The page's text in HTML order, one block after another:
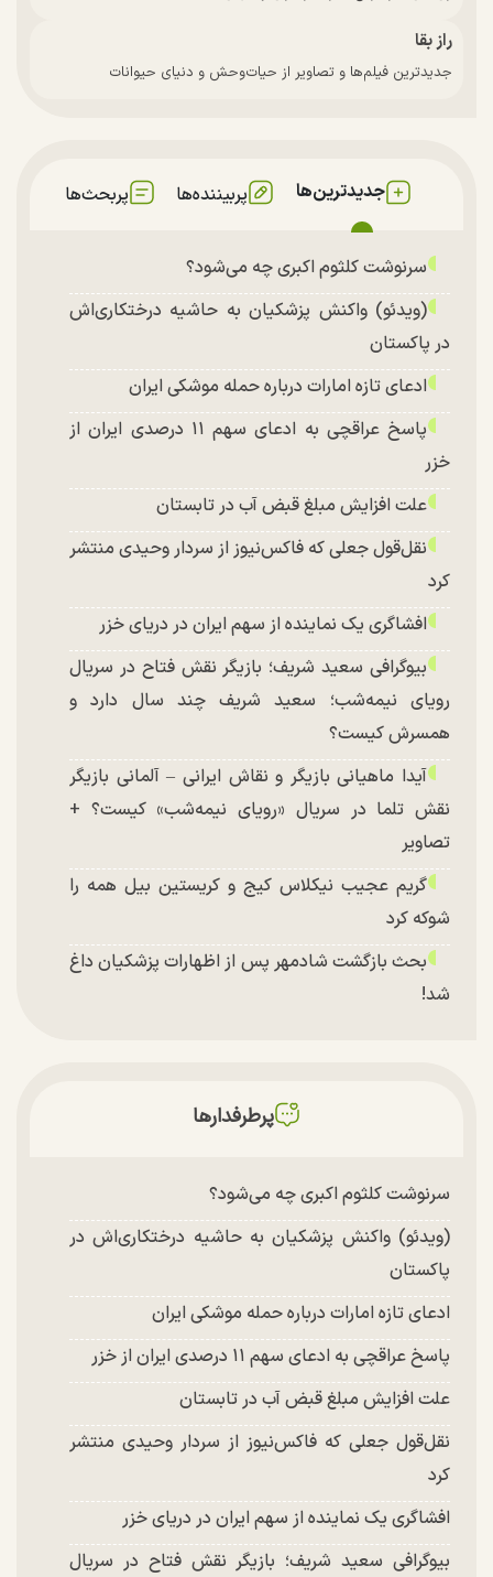
راز بقا
جدیدترین فیلم‌ها و تصاویر از حیات‌وحش و دنیای حیوانات
جدیدترین‌ها پربیننده‌ها پربحث‌ها
سرنوشت کلثوم اکبری چه می‌شود؟
(ویدئو) واکنش پزشکیان به حاشیه درختکاری‌اش
در پاکستان
ادعای تازه امارات درباره حمله موشکی ایران
پاسخ عراقچی به ادعای سهم ۱۱ درصدی ایران از
خزر
علت افزایش مبلغ قبض آب در تابستان
نقل‌قول جعلی که فاکس‌نیوز از سردار وحیدی منتشر
کرد
افشاگری یک نماینده از سهم ایران در دریای خزر
بیوگرافی سعید شریف؛ بازیگر نقش فتاح در سریال
رویای نیمه‌شب؛ سعید شریف چند سال دارد و
همسرش کیست؟
آیدا ماهیانی بازیگر و نقاش ایرانی – آلمانی بازیگر
نقش تلما در سریال «رویای نیمه‌شب» کیست؟ +
تصاویر
گریم عجیب نیکلاس کیج و کریستین بیل همه را
شوکه کرد
بحث بازگشت شادمهر پس از اظهارات پزشکیان داغ
شد!
توافق با آمریکا در انتظار تایید نهایی شعام؟
پرطرفدارها
سرنوشت کلثوم اکبری چه می‌شود؟
(ویدئو) واکنش پزشکیان به حاشیه درختکاری‌اش در
پاکستان
ادعای تازه امارات درباره حمله موشکی ایران
پاسخ عراقچی به ادعای سهم ۱۱ درصدی ایران از خزر
علت افزایش مبلغ قبض آب در تابستان
نقل‌قول جعلی که فاکس‌نیوز از سردار وحیدی منتشر
کرد
افشاگری یک نماینده از سهم ایران در دریای خزر
بیوگرافی سعید شریف؛ بازیگر نقش فتاح در سریال